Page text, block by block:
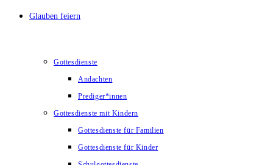
Glauben feiern
Gottesdienste
Andachten
Prediger*innen
Gottesdienste mit Kindern
Gottesdienste für Familien
Gottesdienste für Kinder